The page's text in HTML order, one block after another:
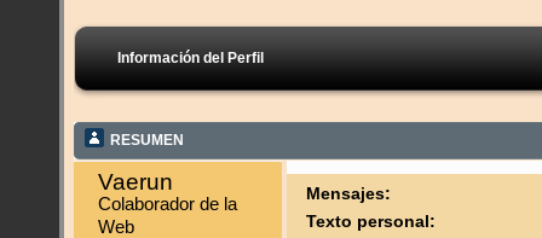
Información del Perfil
RESUMEN
Vaerun
Colaborador de la
Web
Mensajes:
Texto personal: